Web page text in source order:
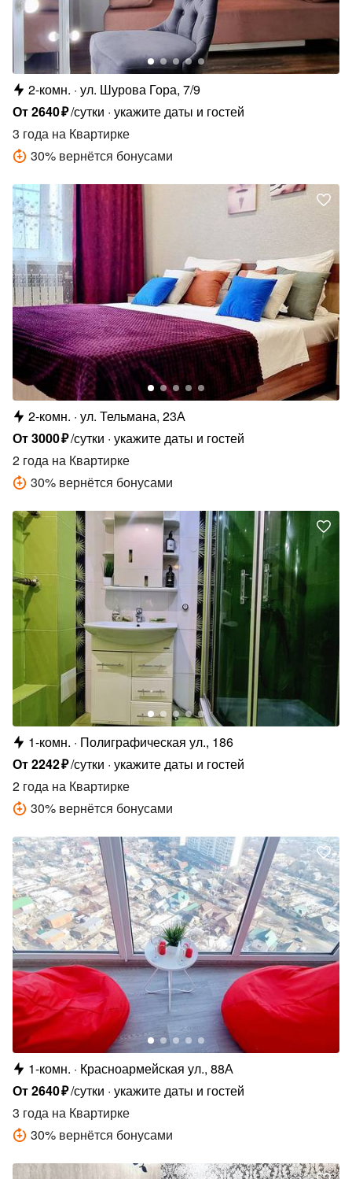
2-комн. ул. Шурова Гора, 7/9
От2640₽/сутки укажите даты и гостей
3 года на Квартирке
30% вернётся бонусами
2-комн. ул. Тельмана, 23А
От3000₽/сутки укажите даты и гостей
2 года на Квартирке
30% вернётся бонусами
1-комн.
Полиграфическая ул., 186
От2242₽/сутки укажите даты и гостей
2 года на Квартирке
30% вернётся бонусами
1-комн.
Красноармейская ул., 88А
От2640₽/сутки укажите даты и гостей
3 года на Квартирке
30% вернётся бонусами